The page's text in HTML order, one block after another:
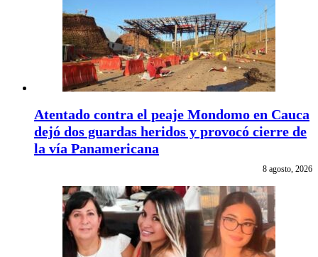
Atentado contra el peaje Mondomo en Cauca
dejó dos guardas heridos y provocó cierre de
la vía Panamericana
8 agosto, 2026